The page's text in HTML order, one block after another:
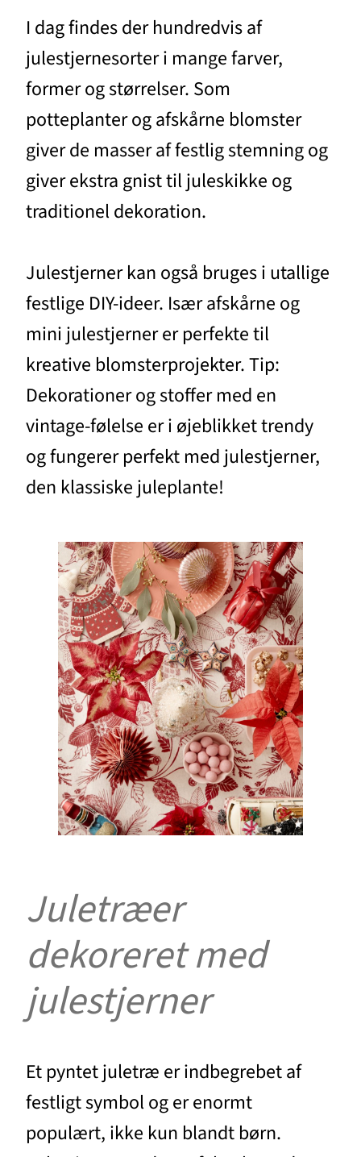
I dag findes der hundredvis af
julestjernesorter i mange farver,
former og størrelser. Som
potteplanter og afskårne blomster
giver de masser af festlig stemning og
giver ekstra gnist til juleskikke og
traditionel dekoration.
Julestjerner kan også bruges i utallige
festlige DIY-ideer. Især afskårne og
mini julestjerner er perfekte til
kreative blomsterprojekter. Tip:
Dekorationer og stoffer med en
vintage-følelse er i øjeblikket trendy
og fungerer perfekt med julestjerner,
den klassiske juleplante!
Juletræer
dekoreret med
julestjerner
Et pyntet juletræ er indbegrebet af
festligt symbol og er enormt
populært, ikke kun blandt børn.